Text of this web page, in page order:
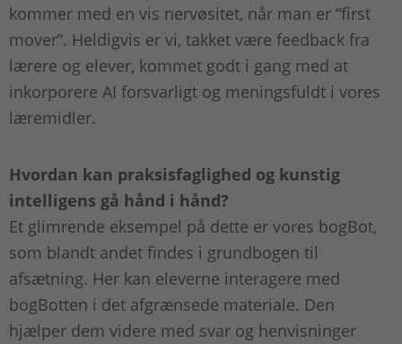
kommer med en vis nervøsitet, når man er “first
mover”. Heldigvis er vi, takket være feedback fra
lærere og elever, kommet godt i gang med at
inkorporere AI forsvarligt og meningsfuldt i vores
læremidler.
Hvordan kan praksisfaglighed og kunstig
intelligens gå hånd i hånd?
Et glimrende eksempel på dette er vores bogBot,
som blandt andet findes i grundbogen til
afsætning. Her kan eleverne interagere med
bogBotten i det afgrænsede materiale. Den
hjælper dem videre med svar og henvisninger